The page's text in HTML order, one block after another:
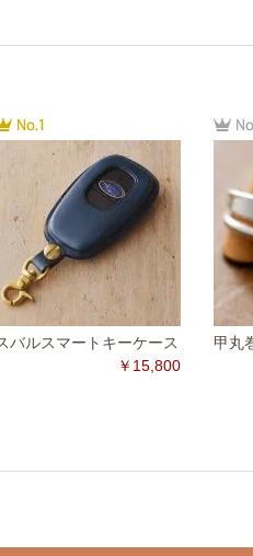
バルスマートキーケース
￥15,800
甲丸